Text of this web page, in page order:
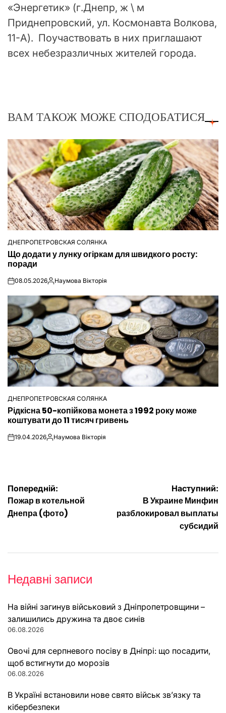
«Энергетик» (г.Днепр, ж \ м
Приднепровский, ул. Космонавта Волкова,
11-А). Поучаствовать в них приглашают
всех небезразличных жителей города.
ВАМ ТАКОЖ МОЖЕ СПОДОБАТИСЯ
ОПУБЛІКУВАТИ
У
ДНЕПРОПЕТРОВСКАЯ СОЛЯНКА
Що додати у лунку огіркам для швидкого росту:
поради
on08.05.2026Опубліковано
Наумова Вікторія
ОПУБЛІКУВАТИ
У
ДНЕПРОПЕТРОВСКАЯ СОЛЯНКА
Рідкісна 50-копійкова монета з 1992 року може
коштувати до 11 тисяч гривень
on19.04.2026Опубліковано
Наумова Вікторія
Навігація
записів
Попередній:
Пожар в котельной
Днепра (фото)
Наступний:
В Украине Минфин
разблокировал выплаты
субсидий
Недавні записи
На війні загинув військовий з Дніпропетровщини –
залишились дружина та двоє синів
06.08.2026
Овочі для серпневого посіву в Дніпрі: що посадити,
щоб встигнути до морозів
06.08.2026
В Україні встановили нове свято військ зв’язку та
кібербезпеки